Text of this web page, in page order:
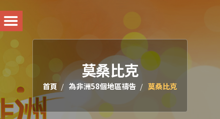
莫桑比克
首頁 為非洲58個地區禱告 莫桑比克